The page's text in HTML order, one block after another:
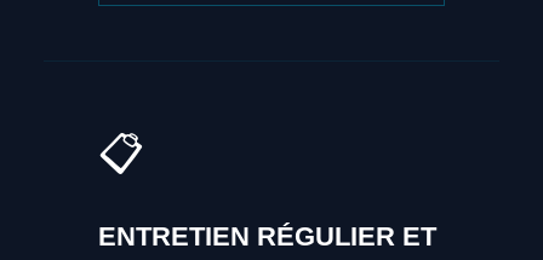
📋
ENTRETIEN RÉGULIER ET